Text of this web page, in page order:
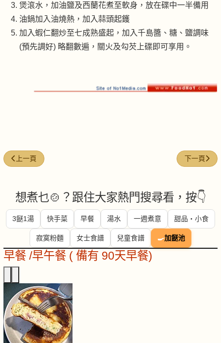
煲滾水，加油鹽及西蘭花煮至軟身，放在碟中一半備用
油鍋加入油燒熱，加入蒜頭起鑊
加入蝦仁翻炒至七成熟盛起，加入千島醬、糖、鹽調味
(預先調好) 略翻數遍，關火及勾芡上碟即可享用。
上一篇文章: 白酒煮花蛤
上一頁 下一篇文章
下一頁
想煮乜🍲？跟住大家熱門搜尋看，按👇
3餸1湯 快手菜 早餐 湯水 一週煮意 甜品・小食
寂寞粉麵 女士食譜 兒童食譜 🍳加餸池
早餐 /早午餐 ( 備有 90天早餐)